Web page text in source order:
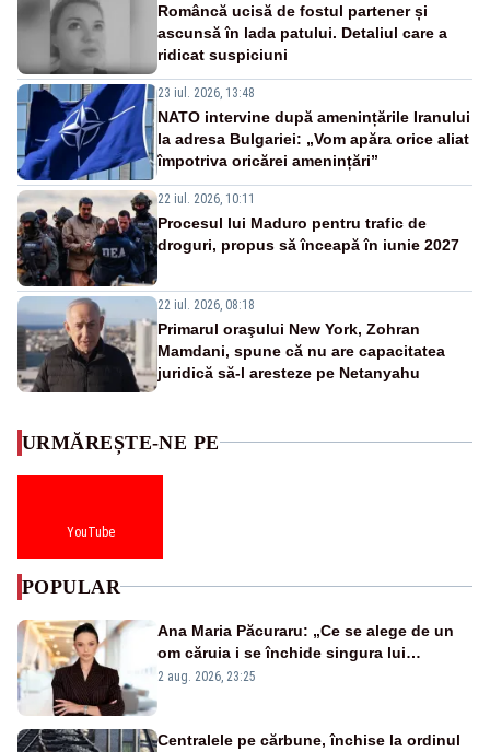
Româncă ucisă de fostul partener și
ascunsă în lada patului. Detaliul care a
ridicat suspiciuni
23 iul. 2026, 13:48
NATO intervine după amenințările Iranului
la adresa Bulgariei: „Vom apăra orice aliat
împotriva oricărei amenințări”
22 iul. 2026, 10:11
Procesul lui Maduro pentru trafic de
droguri, propus să înceapă în iunie 2027
22 iul. 2026, 08:18
Primarul oraşului New York, Zohran
Mamdani, spune că nu are capacitatea
juridică să-l aresteze pe Netanyahu
URMĂREȘTE-NE PE
YouTube
POPULAR
Ana Maria Păcuraru: „Ce se alege de un
om căruia i se închide singura lui
portiță?”
2 aug. 2026, 23:25
Centralele pe cărbune, închise la ordinul